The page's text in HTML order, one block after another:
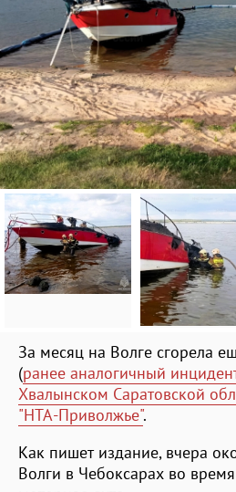
За месяц на Волге сгорела
(ранее аналогичный
Хвалынском Саратовской
"НТА-Приволжье".
Как пишет издание, вчера
Волги в Чебоксарах во